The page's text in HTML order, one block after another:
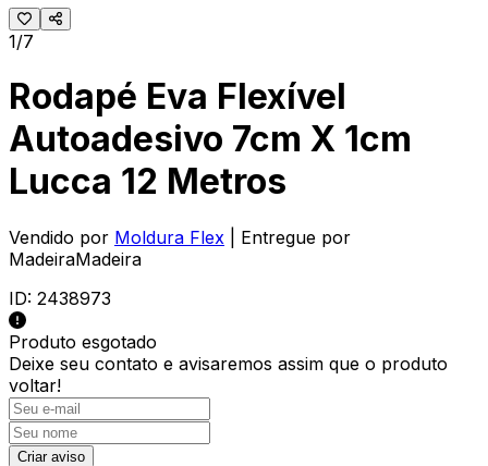
1/7
Rodapé Eva Flexível
Autoadesivo 7cm X 1cm
Lucca 12 Metros
Vendido por Moldura Flex
| Entregue por
MadeiraMadeira
ID: 2438973
Produto esgotado
Deixe seu contato e avisaremos assim que o produto
voltar!
Criar aviso